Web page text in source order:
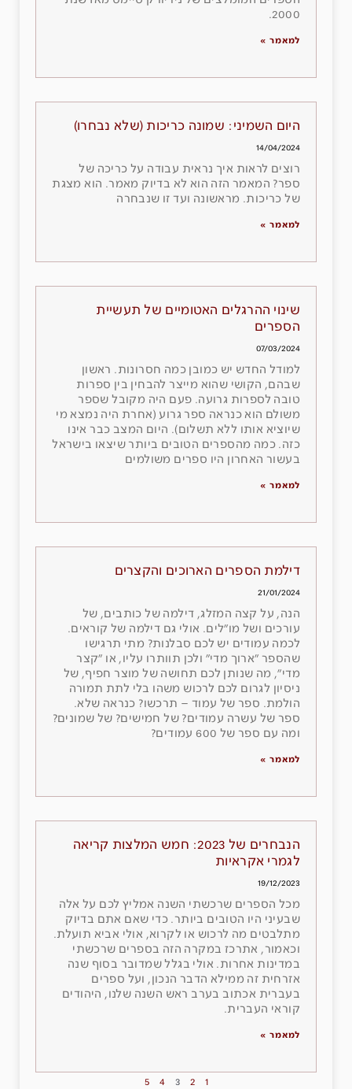
2000.
למאמר »
היום השמיני: שמונה כריכות (שלא נבחרו)
14/04/2024
רוצים לראות איך נראית עבודה על כריכה של
ספר? המאמר הזה הוא לא בדיוק מאמר. הוא מצגת
של כריכות. מראשונה ועד זו שנבחרה
למאמר »
שינוי ההרגלים האטומיים של תעשיית
הספרים
07/03/2024
למודל החדש יש כמובן כמה חסרונות. ראשון
שבהם, הקושי שהוא מייצר להבחין בין ספרות
טובה לספרות גרועה. פעם היה מקובל שספר
משולם הוא כנראה ספר גרוע (אחרת היה נמצא מי
שיוציא אותו ללא תשלום). היום המצב כבר אינו
כזה. כמה מהספרים הטובים ביותר שיצאו בישראל
בעשור האחרון היו ספרים משולמים
למאמר »
דילמת הספרים הארוכים והקצרים
21/01/2024
הנה, על קצה המזלג, דילמה של כותבים, של
עורכים ושל מו״לים. אולי גם דילמה של קוראים.
לכמה עמודים יש לכם סבלנות? מתי תרגישו
שהספר ״ארוך מדי״ ולכן תוותרו עליו, או ״קצר
מדי״, מה שנותן לכם תחושה של מוצר חפיף, של
ניסיון לגרום לכם לרכוש משהו בלי לתת תמורה
הולמת. ספר של עמוד – תרכשו? כנראה שלא.
ספר של עשרה עמודים? של חמישים? של שמונים?
ומה עם ספר של 600 עמודים?
למאמר »
הנבחרים של 2023: חמש המלצות קריאה
לגמרי אקראיות
19/12/2023
מכל הספרים שרכשתי השנה אמליץ לכם על אלה
שבעיני היו הטובים ביותר. כדי שאם אתם בדיוק
מתלבטים מה לרכוש או לקרוא, אולי אביא תועלת.
וכאמור, אתרכז במקרה הזה בספרים שרכשתי
במדינות אחרות. אולי בגלל שמדובר בסוף שנה
אזרחית זה ממילא הדבר הנכון, ועל ספרים
בעברית אכתוב בערב ראש השנה שלנו, היהודים
קוראי העברית.
למאמר »
1
2
3
4
5